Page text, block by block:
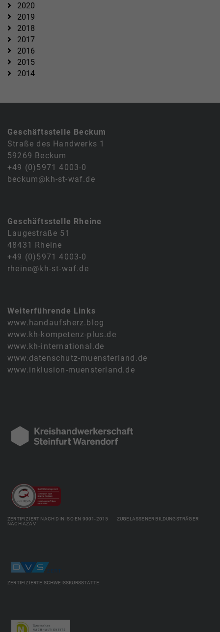
2020
2019
2018
2017
2016
2015
2014
Geschäftsstelle Beckum
Straße des Handwerks 1
59269 Beckum
+49 (0)5971 4003-0
beckum@kh-st-waf.de
Geschäftsstelle Rheine
Laugestraße 51
48431 Rheine
+49 (0)5971 4003-0
rheine@kh-st-waf.de
Weiterführende Links
www.handaufsherz.blog
www.kh-kompetenz-plus.de
www.kh-international.de
www.datenschutz-muensterland.de
www.inklusion-muensterland.de
ZERTIFIZIERT NACH DIN ISO EN 9001-2015 ZUGELASSENER BILDUNGSTRÄGER
NACH AZAV
ZERTIFIZIERTE SCHWEISSKURSSTÄTTE